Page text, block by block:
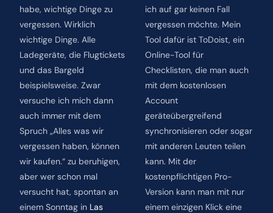
habe, wichtige Dinge zu
vergessen. Wirklich
wichtige Dinge. Alle
Ladegeräte, die Flugtickets
und das Bargeld
beispielsweise. Zwar
versuche ich mich dann
auch immer mit dem
Spruch „Alles was wir
vergessen haben, können
wir kaufen.“ zu beruhigen,
aber wer schon mal
versucht hat, spontan an
einem Sonntag in Las
ich auf gar keinen Fall
vergessen möchte. Mein
Tool dafür ist ToDoist, ein
Online-Tool für
Checklisten, die man auch
mit dem kostenlosen
Account
geräteübergreifend
synchronisieren oder sogar
mit anderen Leuten teilen
kann. Mit der
kostenpflichtigen Pro-
Version kann man mit nur
einem einzigen Klick eine